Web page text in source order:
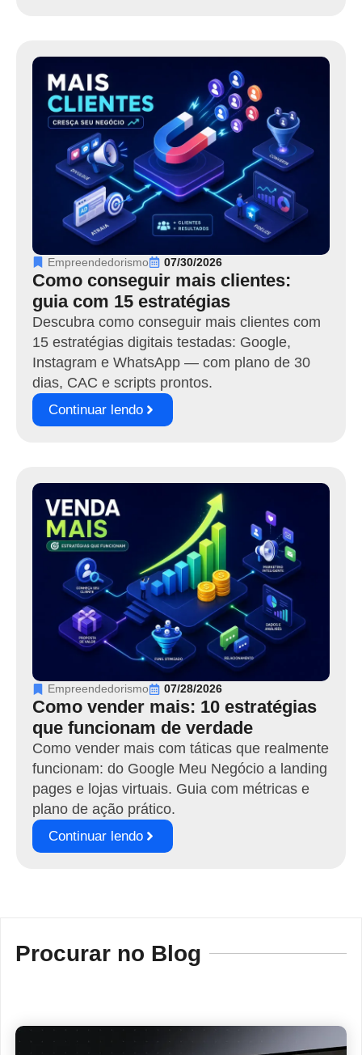
Empreendedorismo 07/30/2026
Como conseguir mais clientes:
guia com 15 estratégias
Descubra como conseguir mais clientes com
15 estratégias digitais testadas: Google,
Instagram e WhatsApp — com plano de 30
dias, CAC e scripts prontos.
Continuar lendo
Empreendedorismo 07/28/2026
Como vender mais: 10 estratégias
que funcionam de verdade
Como vender mais com táticas que realmente
funcionam: do Google Meu Negócio a landing
pages e lojas virtuais. Guia com métricas e
plano de ação prático.
Continuar lendo
Procurar no Blog